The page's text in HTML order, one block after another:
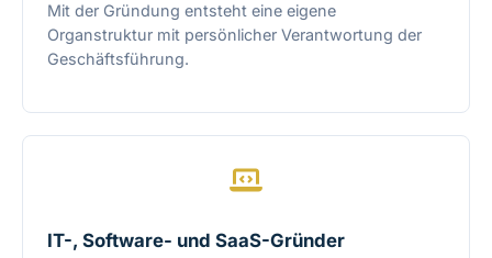
Mit der Gründung entsteht eine eigene
Organstruktur mit persönlicher Verantwortung der
Geschäftsführung.
IT-, Software- und SaaS-Gründer